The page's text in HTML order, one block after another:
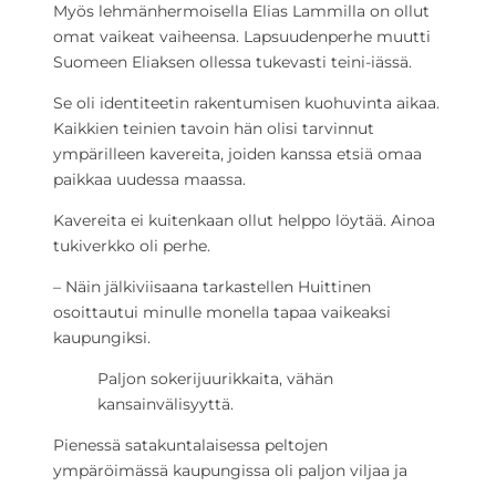
Myös lehmänhermoisella Elias Lammilla on ollut
omat vaikeat vaiheensa. Lapsuudenperhe muutti
Suomeen Eliaksen ollessa tukevasti teini-iässä.
Se oli identiteetin rakentumisen kuohuvinta aikaa.
Kaikkien teinien tavoin hän olisi tarvinnut
ympärilleen kavereita, joiden kanssa etsiä omaa
paikkaa uudessa maassa.
Kavereita ei kuitenkaan ollut helppo löytää. Ainoa
tukiverkko oli perhe.
– Näin jälkiviisaana tarkastellen Huittinen
osoittautui minulle monella tapaa vaikeaksi
kaupungiksi.
Paljon sokerijuurikkaita, vähän
kansainvälisyyttä.
Pienessä satakuntalaisessa peltojen
ympäröimässä kaupungissa oli paljon viljaa ja